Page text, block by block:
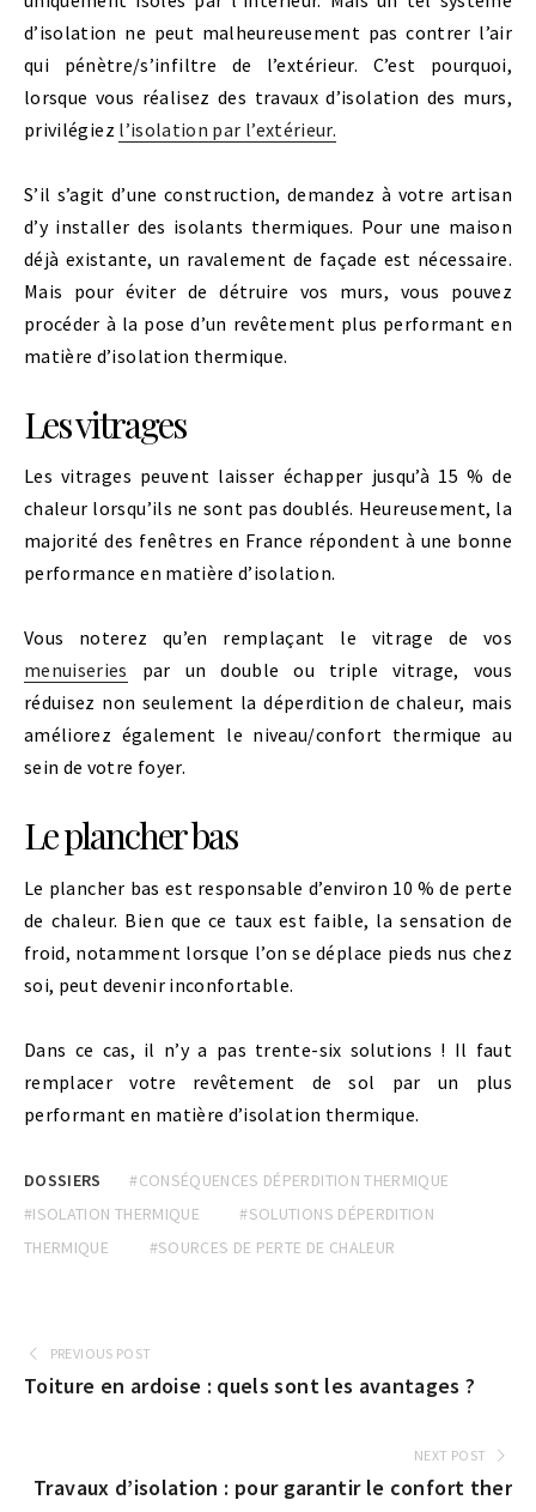
d’isolation ne peut malheureusement pas contrer l’air
qui pénètre/s’infiltre de l’extérieur. C’est pourquoi,
lorsque vous réalisez des travaux d’isolation des murs,
privilégiez l’isolation par l’extérieur.
S’il s’agit d’une construction, demandez à votre artisan
d’y installer des isolants thermiques. Pour une maison
déjà existante, un ravalement de façade est nécessaire.
Mais pour éviter de détruire vos murs, vous pouvez
procéder à la pose d’un revêtement plus performant en
matière d’isolation thermique.
Les vitrages
Les vitrages peuvent laisser échapper jusqu’à 15 % de
chaleur lorsqu’ils ne sont pas doublés. Heureusement, la
majorité des fenêtres en France répondent à une bonne
performance en matière d’isolation.
Vous noterez qu’en remplaçant le vitrage de vos
menuiseries par un double ou triple vitrage, vous
réduisez non seulement la déperdition de chaleur, mais
améliorez également le niveau/confort thermique au
sein de votre foyer.
Le plancher bas
Le plancher bas est responsable d’environ 10 % de perte
de chaleur. Bien que ce taux est faible, la sensation de
froid, notamment lorsque l’on se déplace pieds nus chez
soi, peut devenir inconfortable.
Dans ce cas, il n’y a pas trente-six solutions ! Il faut
remplacer votre revêtement de sol par un plus
performant en matière d’isolation thermique.
DOSSIERS
#CONSÉQUENCES DÉPERDITION THERMIQUE
#ISOLATION THERMIQUE
#SOLUTIONS DÉPERDITION
THERMIQUE
#SOURCES DE PERTE DE CHALEUR
PREVIOUS POST
Toiture en ardoise : quels sont les avantages ?
NEXT POST
Travaux d’isolation : pour garantir le confort ther